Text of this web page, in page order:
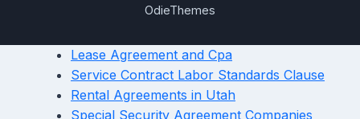
OdieThemes
Lease Agreement and Cpa
Service Contract Labor Standards Clause
Rental Agreements in Utah
Special Security Agreement Companies